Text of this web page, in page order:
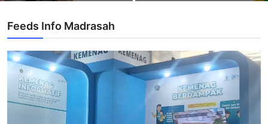
Feeds Info Madrasah